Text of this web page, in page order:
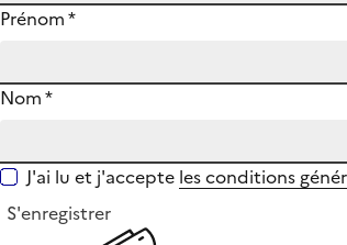
Prénom*
Nom*
J'ai lu et j'accepte les conditions
S'enregistrer